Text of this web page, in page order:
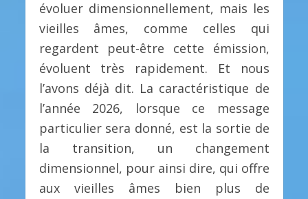
évoluer dimensionnellement, mais les
vieilles âmes, comme celles qui
regardent peut-être cette émission,
évoluent très rapidement. Et nous
l’avons déjà dit. La caractéristique de
l’année 2026, lorsque ce message
particulier sera donné, est la sortie de
la transition, un changement
dimensionnel, pour ainsi dire, qui offre
aux vieilles âmes bien plus de